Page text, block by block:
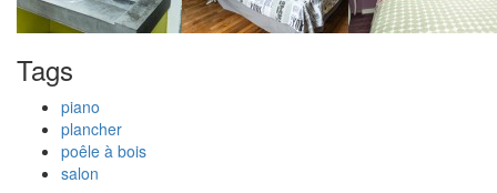
Tags
piano
plancher
poêle à bois
salon